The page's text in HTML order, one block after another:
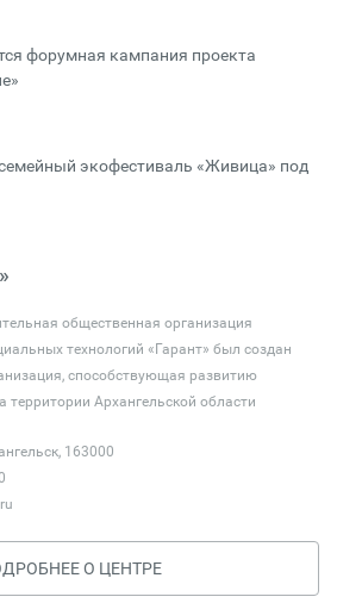
форумная кампания проекта
экофестиваль «Живица» под
общественная организация
технологий «Гарант» был создан
способствующая развитию
территории Архангельской области
163000
О ЦЕНТРЕ